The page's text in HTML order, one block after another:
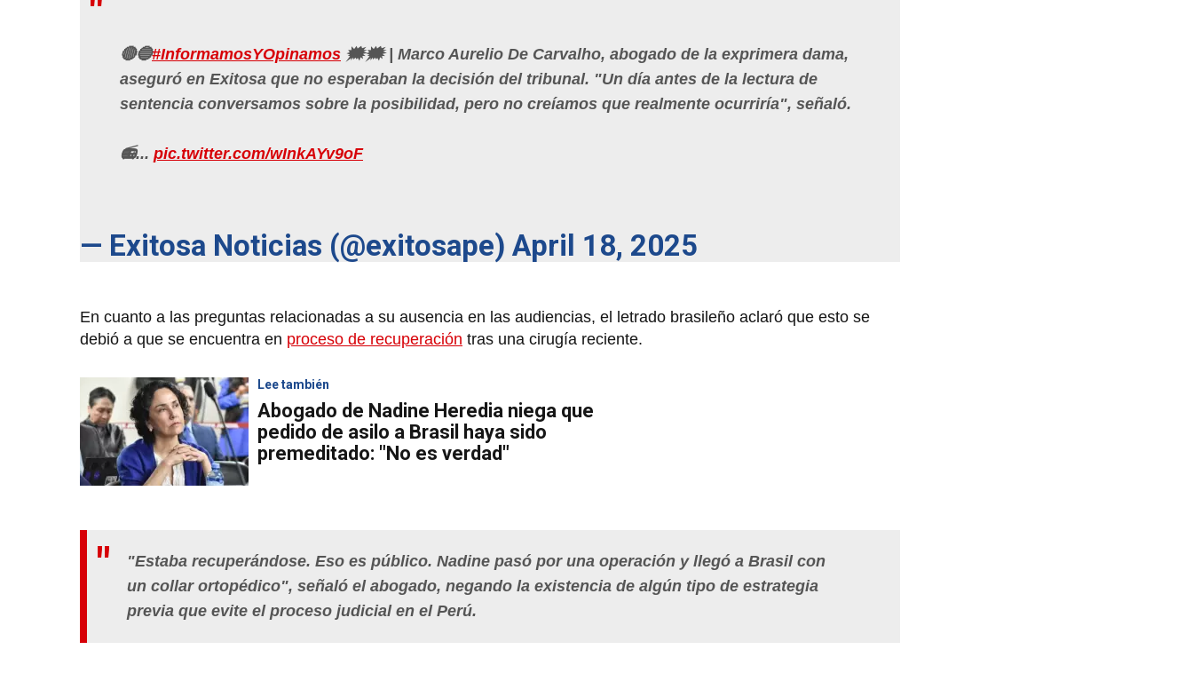
🔴🔵#InformamosYOpinamos 🗯🗯 | Marco Aurelio De Carvalho, abogado de la exprimera dama,
aseguró en Exitosa que no esperaban la decisión del tribunal. "Un día antes de la lectura de
sentencia conversamos sobre la posibilidad, pero no creíamos que realmente ocurriría", señaló.
📻... pic.twitter.com/wInkAYv9oF
— Exitosa Noticias (@exitosape) April 18, 2025
En cuanto a las preguntas relacionadas a su ausencia en las audiencias, el letrado brasileño aclaró que esto se
debió a que se encuentra en proceso de recuperación tras una cirugía reciente.
Lee también
Abogado de Nadine Heredia niega que
pedido de asilo a Brasil haya sido
premeditado: "No es verdad"
"Estaba recuperándose. Eso es público. Nadine pasó por una operación y llegó a Brasil con
un collar ortopédico", señaló el abogado, negando la existencia de algún tipo de estrategia
previa que evite el proceso judicial en el Perú.